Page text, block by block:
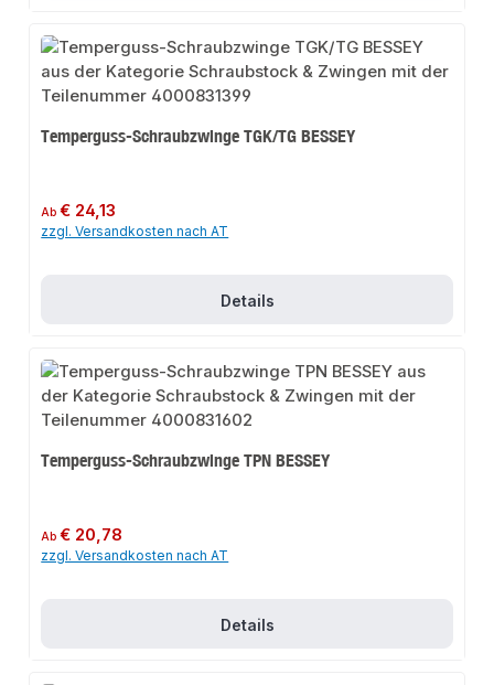
Temperguss-Schraubzwinge TGK/TG BESSEY
Regulärer Preis:
Ab€ 24,13
zzgl. Versandkosten nach AT
Details
Temperguss-Schraubzwinge TPN BESSEY
Regulärer Preis:
Ab€ 20,78
zzgl. Versandkosten nach AT
Details